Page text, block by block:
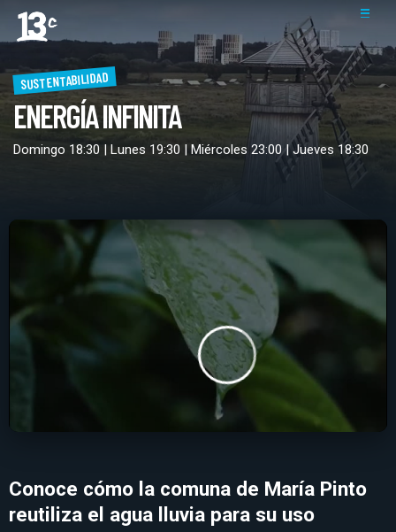
SUSTENTABILIDAD
ENERGÍA INFINITA
Domingo 18:30 | Lunes 19:30 | Miércoles 23:00 | Jueves 18:30
Conoce cómo la comuna de María Pinto
reutiliza el agua lluvia para su uso